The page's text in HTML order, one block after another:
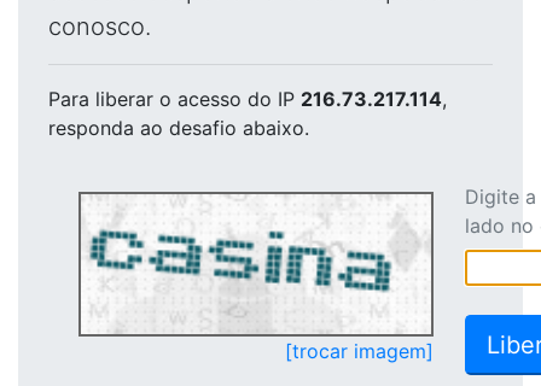
conosco.
Para liberar o acesso do IP 216.73.217.114,
responda ao desafio abaixo.
[trocar imagem]
Digite
lado no